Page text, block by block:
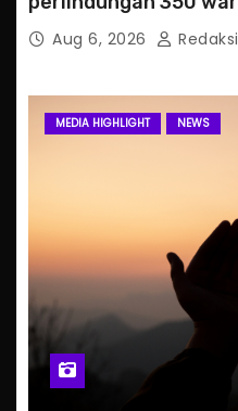
Aug 6, 2026
MEDIA HIGHLIGHT NEWS